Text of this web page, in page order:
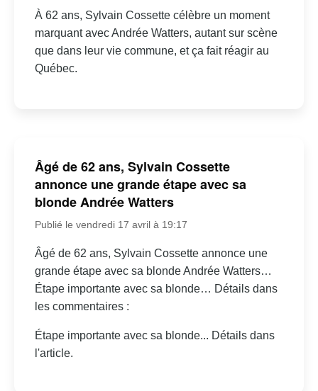
À 62 ans, Sylvain Cossette célèbre un moment
marquant avec Andrée Watters, autant sur scène
que dans leur vie commune, et ça fait réagir au
Québec.
Âgé de 62 ans, Sylvain Cossette
annonce une grande étape avec sa
blonde Andrée Watters
Publié le vendredi 17 avril à 19:17
Âgé de 62 ans, Sylvain Cossette annonce une
grande étape avec sa blonde Andrée Watters…
Étape importante avec sa blonde… Détails dans
les commentaires :
Étape importante avec sa blonde... Détails dans
l'article.